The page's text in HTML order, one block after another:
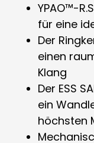
YPAO™-
für eine
Der
einen
Klang
Der ESS
ein
höchsten